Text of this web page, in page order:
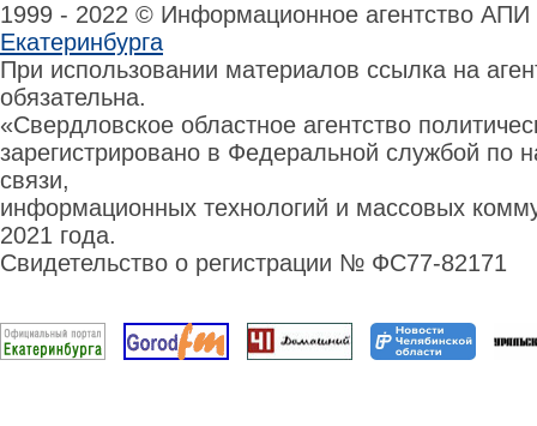
1999 - 2022 © Информационное агентство
Екатеринбурга
При использовании материалов ссылка на
обязательна.
«Свердловское областное агентство
зарегистрировано в Федеральной службой по
связи,
информационных технологий и массовых
2021 года.
Свидетельство о регистрации № ФС77-82171